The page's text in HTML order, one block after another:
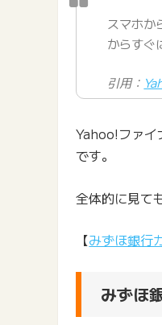
スマホか
からすぐ
引用：
Yahoo!ファイ
です。
全体的に見て
【みずほ銀行
みずほ